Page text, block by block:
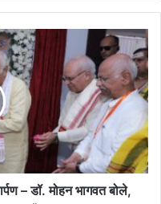
– डॉ. मोहन भागवत बोले,